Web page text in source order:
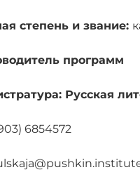
степень и звание:
программ
Русская
6854572